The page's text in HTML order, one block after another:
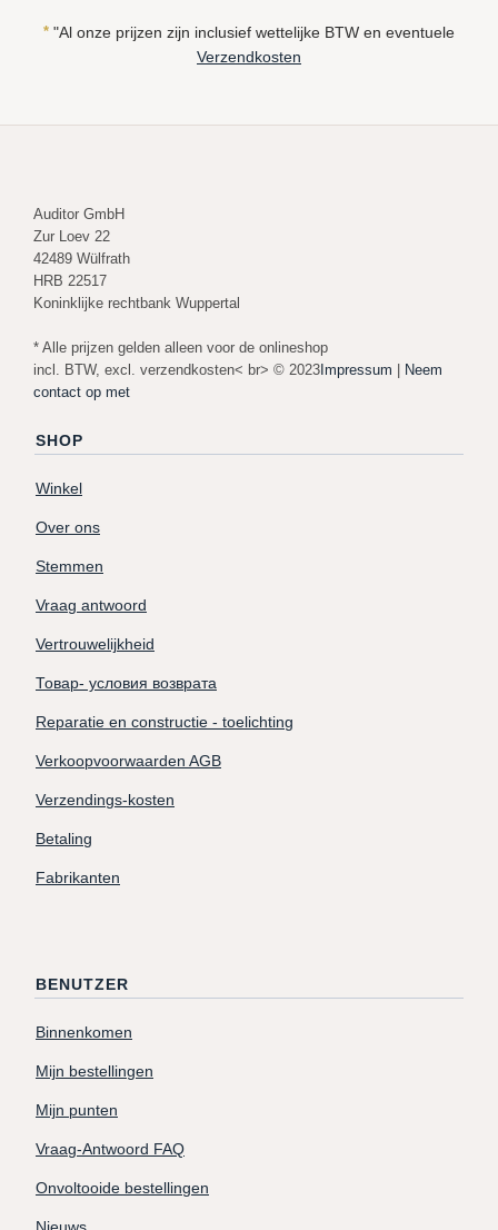
* "Al onze prijzen zijn inclusief wettelijke BTW en eventuele
Verzendkosten
Auditor GmbH
Zur Loev 22
42489 Wülfrath
HRB 22517
Koninklijke rechtbank Wuppertal
* Alle prijzen gelden alleen voor de onlineshop
incl. BTW, excl. verzendkosten< br> © 2023Impressum | Neem
contact op met
SHOP
Winkel
Over ons
Stemmen
Vraag antwoord
Vertrouwelijkheid
Товар- условия возврата
Reparatie en constructie - toelichting
Verkoopvoorwaarden AGB
Verzendings-kosten
Betaling
Fabrikanten
BENUTZER
Binnenkomen
Mijn bestellingen
Mijn punten
Vraag-Antwoord FAQ
Onvoltooide bestellingen